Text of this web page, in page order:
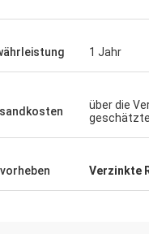
1 Jahr
über die
Verzinkte